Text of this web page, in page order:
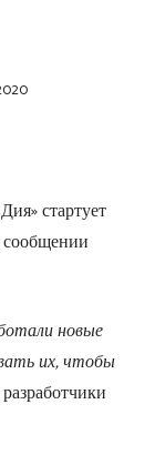
стартует
сообщении
новые
их, чтобы